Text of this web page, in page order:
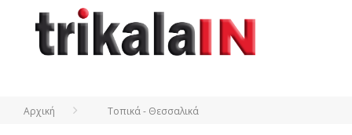
Αρχική Τοπικά - Θεσσαλικά